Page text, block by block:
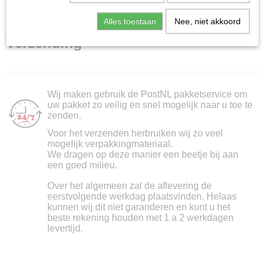
Verzending
Wij maken gebruik de PostNL pakketservice om
uw pakket zo veilig en snel mogelijk naar u toe te
zenden.
Voor het verzenden herbruiken wij zo veel
mogelijk verpakkingmateriaal.
We dragen op deze manier een beetje bij aan
een goed milieu.
Over het algemeen zal de aflevering de
eerstvolgende werkdag plaatsvinden. Helaas
kunnen wij dit niet garanderen en kunt u het
beste rekening houden met 1 a 2 werkdagen
levertijd.
Alles toestaan Nee, niet akkoord